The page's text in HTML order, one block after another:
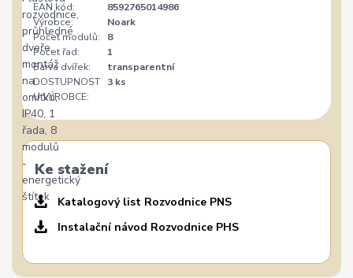
EAN kód:
8592765014986
Výrobce:
Noark
Počet modulů:
8
Počet řad:
1
Barva dvířek:
transparentní
DOSTUPNOST
U VÝROBCE:
3 ks
Ke stažení
Katalogový list Rozvodnice PNS
Instalační návod Rozvodnice PHS